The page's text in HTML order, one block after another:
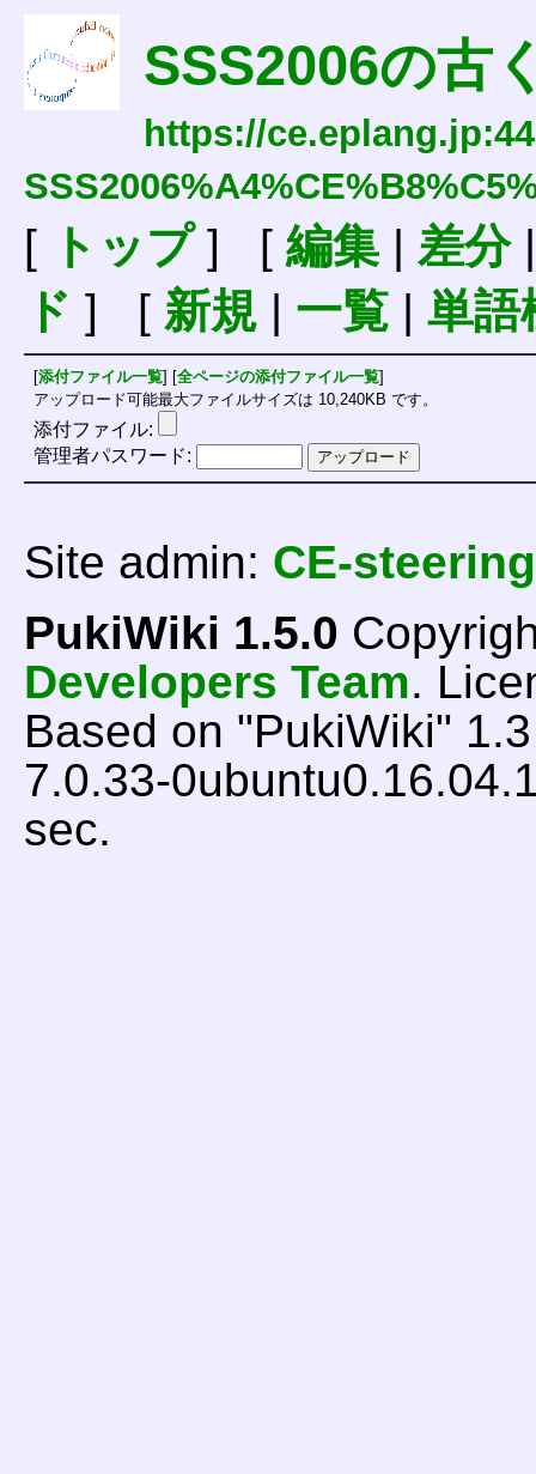
SSS2006の古
https://
[ トップ] [ 編集| 差分
ド ] [ 新規| 一覧| 単語
[添付ファイル一覧] [全ページの添付ファイル一覧]
アップロード可能最大ファイルサイズは 10,240KB です。
添付ファイル:
管理者パスワード:
Site admin: CE-steering
PukiWiki 1.5.0
Developers Team.
Based on "PukiWiki"
7.0.33-
sec.